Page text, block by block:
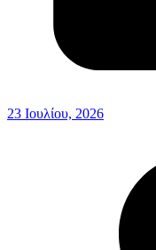
23 Ιουλίου, 2026